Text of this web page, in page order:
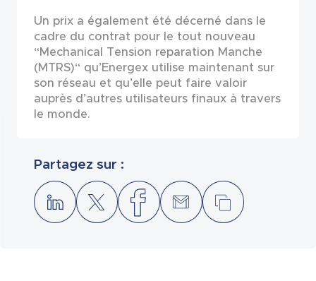
Partagez sur :
Un prix a également été décerné dans le
cadre du contrat pour le tout nouveau
“Mechanical Tension reparation Manche
(MTRS)“ qu’Energex utilise maintenant sur
son réseau et qu’elle peut faire valoir
auprès d’autres utilisateurs finaux à travers
le monde.